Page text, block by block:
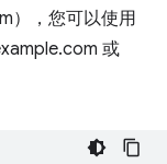
），您可以使用
或